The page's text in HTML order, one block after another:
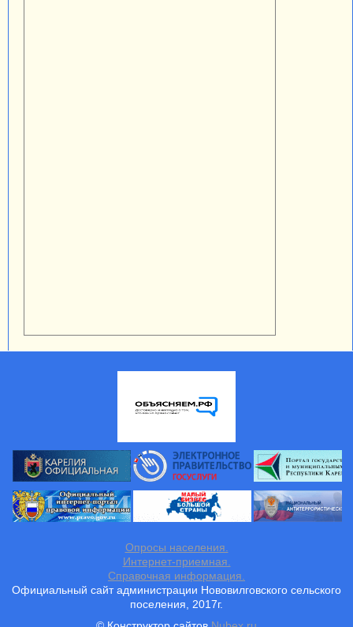
Опросы населения.
Интернет-приемная.
Справочная информация.
Официальный сайт администрации Нововилговского сельского
поселения, 2017г.